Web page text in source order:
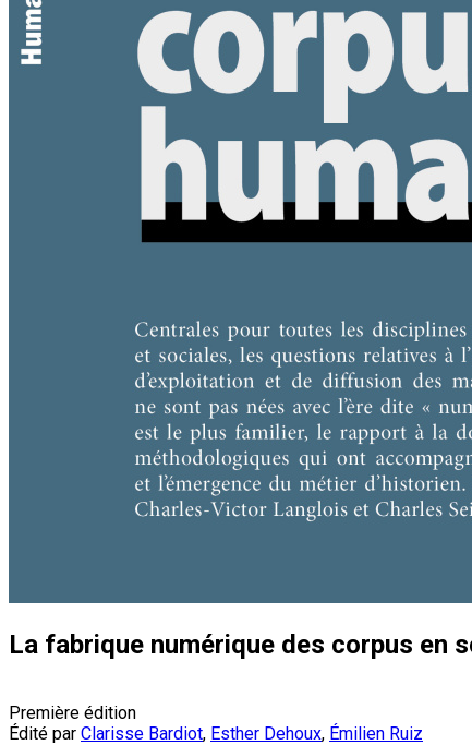
La fabrique numérique des corpus en
Première édition
Édité par Clarisse Bardiot, Esther Dehoux, Émilien Ruiz